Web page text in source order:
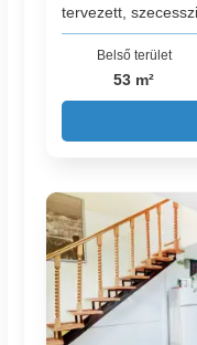
tervezett,
Belső terület
53 m²